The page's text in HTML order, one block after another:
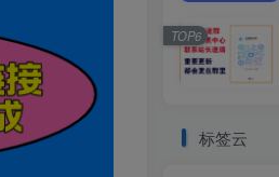
TOP6
标签云